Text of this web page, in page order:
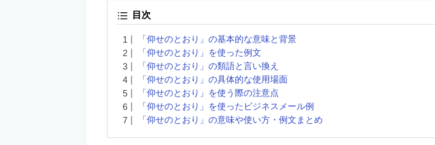
目次
「仰せのとおり」の基本的な意味と背景
「仰せのとおり」を使った例文
「仰せのとおり」の類語と言い換え
「仰せのとおり」の具体的な使用場面
「仰せのとおり」を使う際の注意点
「仰せのとおり」を使ったビジネスメール例
「仰せのとおり」の意味や使い方・例文まとめ